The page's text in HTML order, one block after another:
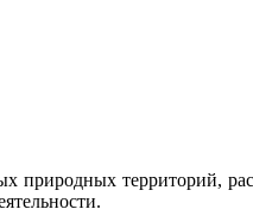
природных территорий,